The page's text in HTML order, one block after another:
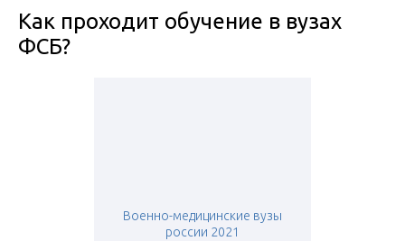
Как проходит обучение в вузах
ФСБ?
Военно-медицинские вузы
россии 2021